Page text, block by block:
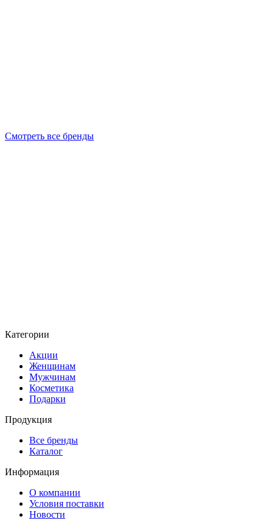
Смотреть все бренды
Категории
Акции
Женщинам
Мужчинам
Косметика
Подарки
Продукция
Все бренды
Каталог
Информация
О компании
Условия поставки
Новости